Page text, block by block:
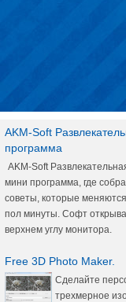
AKM-Soft
программа
AKM-Soft
мини программа, где
советы, которые
пол минуты. Софт
верхнем углу монитора.
Free 3D Photo Maker.
Сделайте
трехмерное